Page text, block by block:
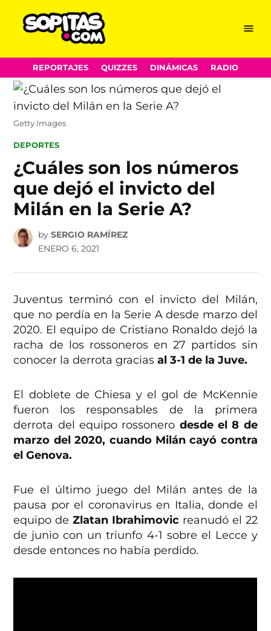
Skip
to
content
Menu
REPORTAJES QUIZZES DINÁMICAS RADIO
Getty Images
POSTED
DEPORTES
¿Cuáles son los números
que dejó el invicto del
Milán en la Serie A?
by SERGIO RAMÍREZ
ENERO 6, 2021
Juventus terminó con el invicto del Milán,
que no perdía en la Serie A desde marzo del
2020. El equipo de Cristiano Ronaldo dejó la
racha de los rossoneros en 27 partidos sin
conocer la derrota gracias al 3-1 de la Juve.
El doblete de Chiesa y el gol de McKennie
fueron los responsables de la primera
derrota del equipo rossonero desde el 8 de
marzo del 2020, cuando Milán cayó contra
el Genova.
Fue el último juego del Milán antes de la
pausa por el coronavirus en Italia, donde el
equipo deZlatan Ibrahimovic reanudó el 22
de junio con un triunfo 4-1 sobre el Lecce y
desde entonces no había perdido.